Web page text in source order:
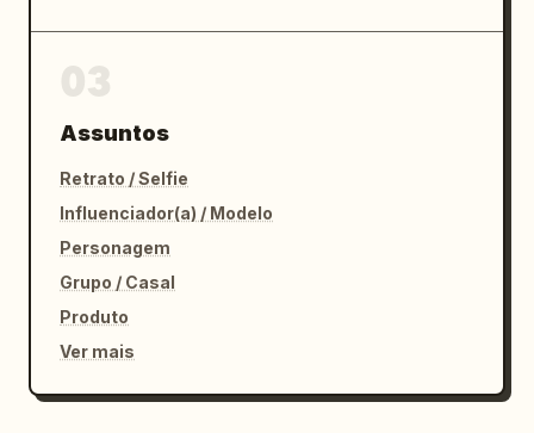
Assuntos
Retrato / Selfie
Influenciador(a) / Modelo
Personagem
Grupo / Casal
Produto
Ver mais